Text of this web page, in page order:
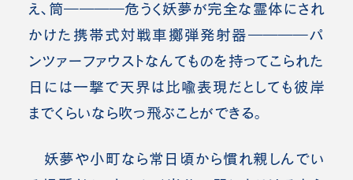
え、筒――――危うく妖夢が完全な霊体にされ
かけた携帯式対戦車擲弾発射器――――パ
ンツァーファウストなんてものを持ってこられた
日には一撃で天界は比喩表現だとしても彼岸
までくらいなら吹っ飛ぶことができる。
妖夢や小町なら常日頃から慣れ親しんでい